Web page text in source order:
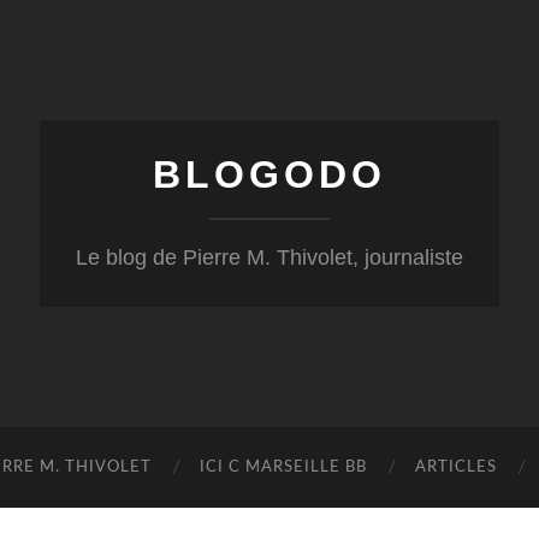
BLOGODO
Le blog de Pierre M. Thivolet, journaliste
M. THIVOLET ICI C MARSEILLE BB ARTICLES